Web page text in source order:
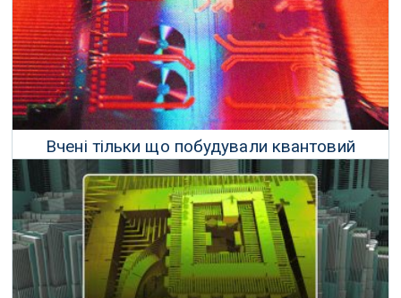
Вчені тільки що побудували квантовий
вентиль з кудітами замість кубітів
18 Липня 2019 р.